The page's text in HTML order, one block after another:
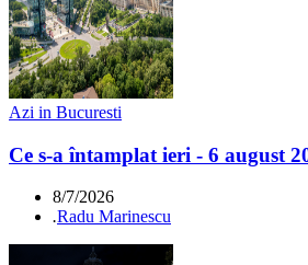
Azi in Bucuresti
Ce s-a întamplat ieri - 6 august
8/7/2026
.Radu Marinescu